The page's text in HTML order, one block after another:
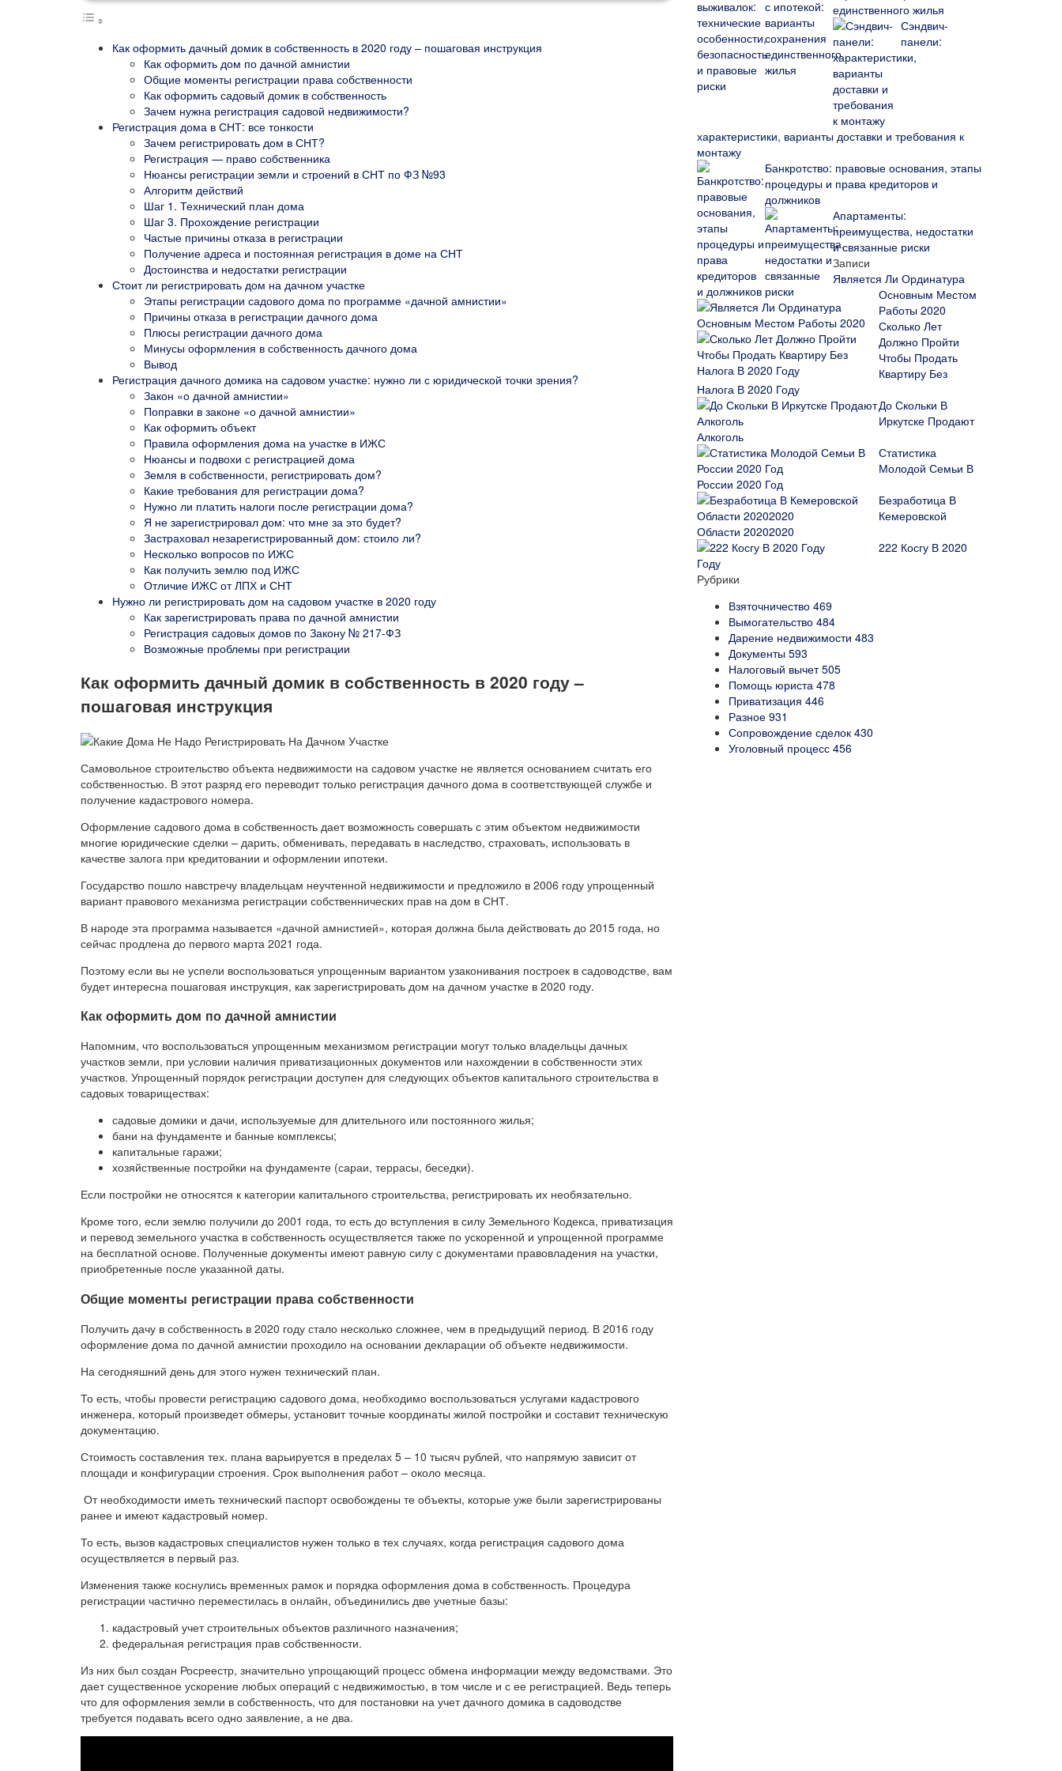
Как оформить дачный домик в собственность в 2020 году – пошаговая инструкция
Как оформить дом по дачной амнистии
Общие моменты регистрации права собственности
Как оформить садовый домик в собственность
Зачем нужна регистрация садовой недвижимости?
Регистрация дома в СНТ: все тонкости
Зачем регистрировать дом в СНТ?
Регистрация — право собственника
Нюансы регистрации земли и строений в СНТ по ФЗ №93
Алгоритм действий
Шаг 1. Технический план дома
Шаг 3. Прохождение регистрации
Частые причины отказа в регистрации
Получение адреса и постоянная регистрация в доме на СНТ
Достоинства и недостатки регистрации
Стоит ли регистрировать дом на дачном участке
Этапы регистрации садового дома по программе «дачной амнистии»
Причины отказа в регистрации дачного дома
Плюсы регистрации дачного дома
Минусы оформления в собственность дачного дома
Вывод
Регистрация дачного домика на садовом участке: нужно ли с юридической точки зрения?
Закон «о дачной амнистии»
Поправки в законе «о дачной амнистии»
Как оформить объект
Правила оформления дома на участке в ИЖС
Нюансы и подвохи с регистрацией дома
Земля в собственности, регистрировать дом?
Какие требования для регистрации дома?
Нужно ли платить налоги после регистрации дома?
Я не зарегистрировал дом: что мне за это будет?
Застраховал незарегистрированный дом: стоило ли?
Несколько вопросов по ИЖС
Как получить землю под ИЖС
Отличие ИЖС от ЛПХ и СНТ
Нужно ли регистрировать дом на садовом участке в 2020 году
Как зарегистрировать права по дачной амнистии
Регистрация садовых домов по Закону № 217-ФЗ
Возможные проблемы при регистрации
Как оформить дачный домик в собственность в 2020 году –
пошаговая инструкция
Самовольное строительство объекта недвижимости на садовом участке не является основанием считать его
собственностью. В этот разряд его переводит только регистрация дачного дома в соответствующей службе и
получение кадастрового номера.
Оформление садового дома в собственность дает возможность совершать с этим объектом недвижимости
многие юридические сделки – дарить, обменивать, передавать в наследство, страховать, использовать в
качестве залога при кредитовании и оформлении ипотеки.
Государство пошло навстречу владельцам неучтенной недвижимости и предложило в 2006 году упрощенный
вариант правового механизма регистрации собственнических прав на дом в СНТ.
В народе эта программа называется «дачной амнистией», которая должна была действовать до 2015 года, но
сейчас продлена до первого марта 2021 года.
Поэтому если вы не успели воспользоваться упрощенным вариантом узаконивания построек в садоводстве, вам
будет интересна пошаговая инструкция, как зарегистрировать дом на дачном участке в 2020 году.
Как оформить дом по дачной амнистии
Напомним, что воспользоваться упрощенным механизмом регистрации могут только владельцы дачных
участков земли, при условии наличия приватизационных документов или нахождении в собственности этих
участков. Упрощенный порядок регистрации доступен для следующих объектов капитального строительства в
садовых товариществах:
садовые домики и дачи, используемые для длительного или постоянного жилья;
бани на фундаменте и банные комплексы;
капитальные гаражи;
хозяйственные постройки на фундаменте (сараи, террасы, беседки).
Если постройки не относятся к категории капитального строительства, регистрировать их необязательно.
Кроме того, если землю получили до 2001 года, то есть до вступления в силу Земельного Кодекса, приватизация
и перевод земельного участка в собственность осуществляется также по ускоренной и упрощенной программе
на бесплатной основе. Полученные документы имеют равную силу с документами правовладения на участки,
приобретенные после указанной даты.
Общие моменты регистрации права собственности
Получить дачу в собственность в 2020 году стало несколько сложнее, чем в предыдущий период. В 2016 году
оформление дома по дачной амнистии проходило на основании декларации об объекте недвижимости.
На сегодняшний день для этого нужен технический план.
То есть, чтобы провести регистрацию садового дома, необходимо воспользоваться услугами кадастрового
инженера, который произведет обмеры, установит точные координаты жилой постройки и составит техническую
документацию.
Стоимость составления тех. плана варьируется в пределах 5 – 10 тысяч рублей, что напрямую зависит от
площади и конфигурации строения. Срок выполнения работ – около месяца.
От необходимости иметь технический паспорт освобождены те объекты, которые уже были зарегистрированы
ранее и имеют кадастровый номер.
То есть, вызов кадастровых специалистов нужен только в тех случаях, когда регистрация садового дома
осуществляется в первый раз.
Изменения также коснулись временных рамок и порядка оформления дома в собственность. Процедура
регистрации частично переместилась в онлайн, объединились две учетные базы:
кадастровый учет строительных объектов различного назначения;
федеральная регистрация прав собственности.
Из них был создан Росреестр, значительно упрощающий процесс обмена информации между ведомствами. Это
дает существенное ускорение любых операций с недвижимостью, в том числе и с ее регистрацией. Ведь теперь
что для оформления земли в собственность, что для постановки на учет дачного домика в садоводстве
требуется подавать всего одно заявление, а не два.
единственного жилья
Сэндвич-
панели:
характеристики, варианты доставки и требования к
монтажу
Банкротство: правовые основания, этапы
процедуры и права кредиторов и
должников
Апартаменты:
преимущества, недостатки
и связанные риски
Записи
Является Ли Ординатура
Основным Местом
Работы 2020
Сколько Лет
Должно Пройти
Чтобы Продать
Квартиру Без
Налога В 2020 Году
До Скольки В
Иркутске Продают
Алкоголь
Статистика
Молодой Семьи В
России 2020 Год
Безработица В
Кемеровской
Области 20202020
222 Косгу В 2020
Году
Рубрики
Взяточничество 469
Вымогательство 484
Дарение недвижимости 483
Документы 593
Налоговый вычет505
Помощь юриста 478
Приватизация 446
Разное 931
Сопровождение сделок 430
Уголовный процесс 456